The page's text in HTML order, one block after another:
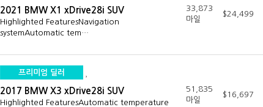
2021 BMW X1 xDrive28i SUV
Highlighted FeaturesNavigation
systemAutomatic tem…
33,873
마일
$24,499
프리미엄 딜러
2017 BMW X3 xDrive28i SUV
Highlighted FeaturesAutomatic temperature
51,835
마일
$16,697